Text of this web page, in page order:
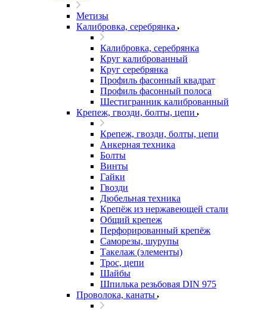
Метизы
Калибровка, серебрянка
Калибровка, серебрянка
Круг калиброванный
Круг серебрянка
Профиль фасонный квадрат
Профиль фасонный полоса
Шестигранник калиброванный
Крепеж, гвозди, болты, цепи
Крепеж, гвозди, болты, цепи
Анкерная техника
Болты
Винты
Гайки
Гвозди
Дюбельная техника
Крепёж из нержавеющей стали
Общий крепеж
Перфорированный крепёж
Саморезы, шурупы
Такелаж (элементы)
Трос, цепи
Шайбы
Шпилька резьбовая DIN 975
Проволока, канаты